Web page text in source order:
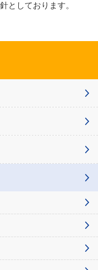
としております。